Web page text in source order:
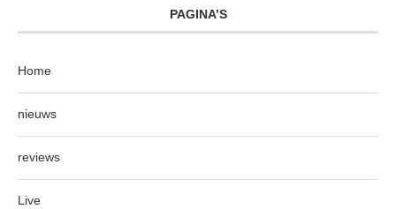
PAGINA’S
Home
nieuws
reviews
Live